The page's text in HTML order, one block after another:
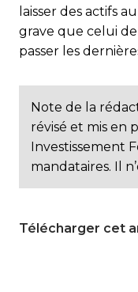
laisser des actifs
grave que celui
passer les
Note de la
révisé et mis en
Investissement
mandataires. Il
Télécharger cet